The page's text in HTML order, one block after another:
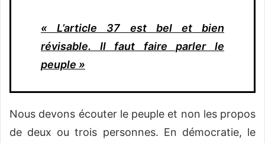
« L’article 37 est bel et bien
révisable. Il faut faire parler le
peuple »
Nous devons écouter le peuple et non les propos
de deux ou trois personnes. En démocratie, le